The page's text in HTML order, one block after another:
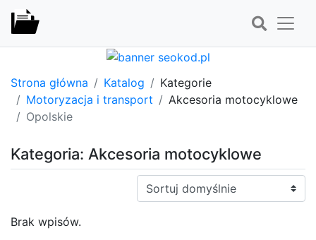
Strona główna Katalog
Kategorie
Motoryzacja i transport
Akcesoria motocyklowe
Opolskie
Kategoria: Akcesoria motocyklowe
Sortuj:
Brak wpisów.